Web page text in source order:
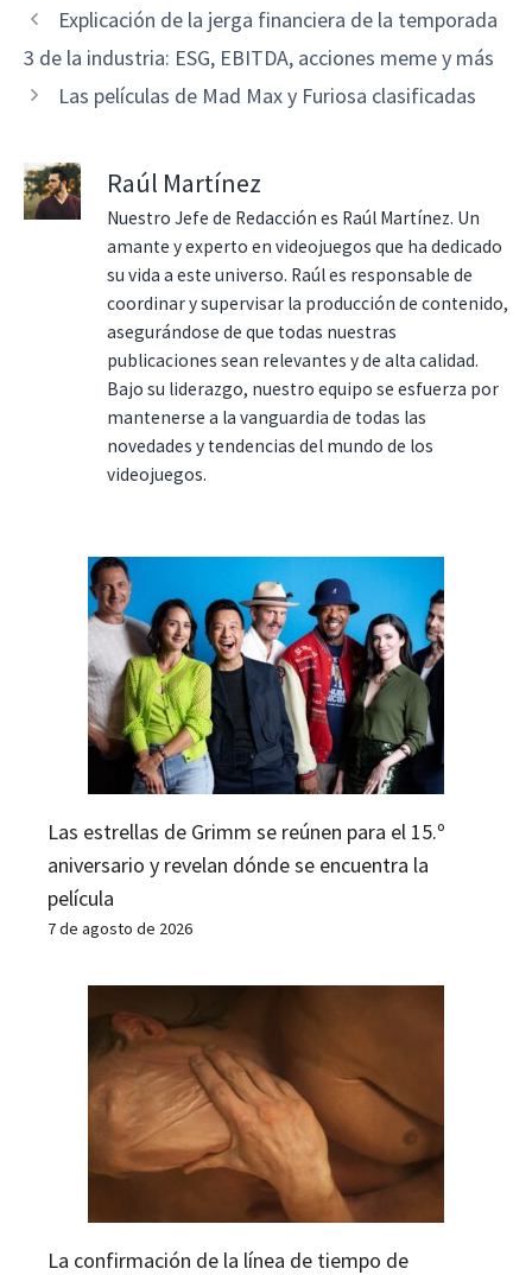
Explicación de la jerga financiera de la temporada
3 de la industria: ESG, EBITDA, acciones meme y más
Las películas de Mad Max y Furiosa clasificadas
Raúl Martínez
Nuestro Jefe de Redacción es Raúl Martínez. Un
amante y experto en videojuegos que ha dedicado
su vida a este universo. Raúl es responsable de
coordinar y supervisar la producción de contenido,
asegurándose de que todas nuestras
publicaciones sean relevantes y de alta calidad.
Bajo su liderazgo, nuestro equipo se esfuerza por
mantenerse a la vanguardia de todas las
novedades y tendencias del mundo de los
videojuegos.
Las estrellas de Grimm se reúnen para el 15.º
aniversario y revelan dónde se encuentra la
película
7 de agosto de 2026
La confirmación de la línea de tiempo de